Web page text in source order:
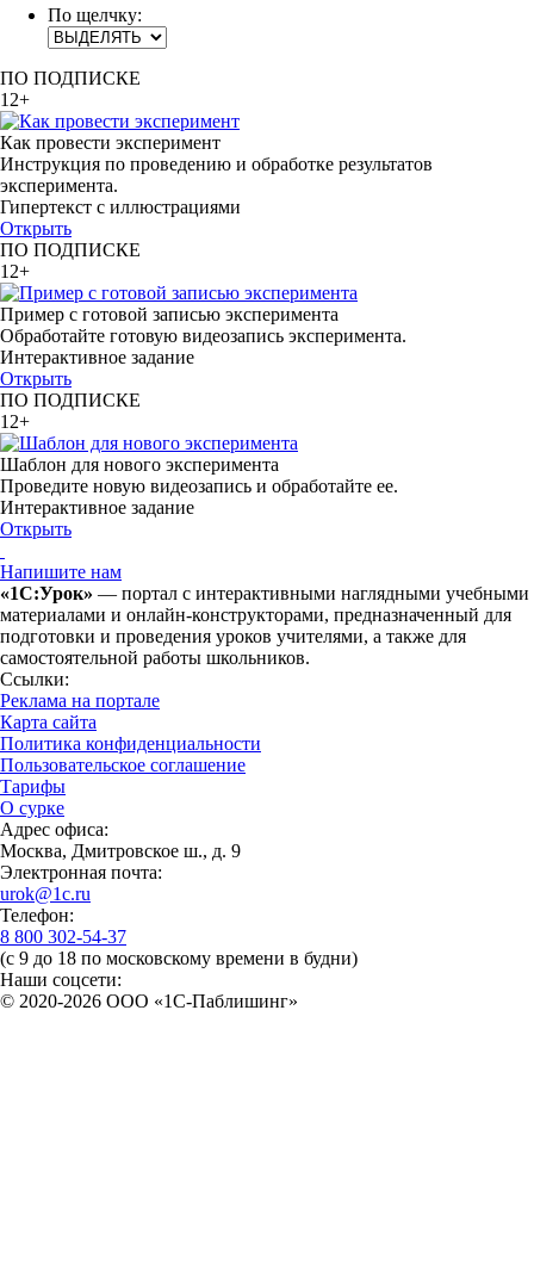
По щелчку:
ПО ПОДПИСКЕ
12+
Как провести эксперимент
Инструкция по проведению и обработке результатов
эксперимента.
Гипертекст с иллюстрациями
Открыть
ПО ПОДПИСКЕ
12+
Пример с готовой записью эксперимента
Обработайте готовую видеозапись эксперимента.
Интерактивное задание
Открыть
ПО ПОДПИСКЕ
12+
Шаблон для нового эксперимента
Проведите новую видеозапись и обработайте ее.
Интерактивное задание
Открыть
Напишите нам
«1С:Урок» — портал с интерактивными наглядными учебными
материалами и онлайн-конструкторами, предназначенный для
подготовки и проведения уроков учителями, а также для
самостоятельной работы школьников.
Ссылки:
Реклама на портале
Карта сайта
Политика конфиденциальности
Пользовательское соглашение
Тарифы
О сурке
Адрес офиса:
Москва, Дмитровское ш., д. 9
Электронная почта:
urok@1c.ru
Телефон:
8 800 302-54-37
(с 9 до 18 по московскому времени в будни)
Наши соцсети:
© 2020-2026 OOO «1С-Паблишинг»